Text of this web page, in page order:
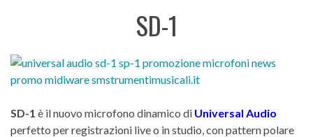
SD-1
SD-1 è il nuovo microfono dinamico di Universal Audio
perfetto per registrazioni live o in studio, con pattern polare